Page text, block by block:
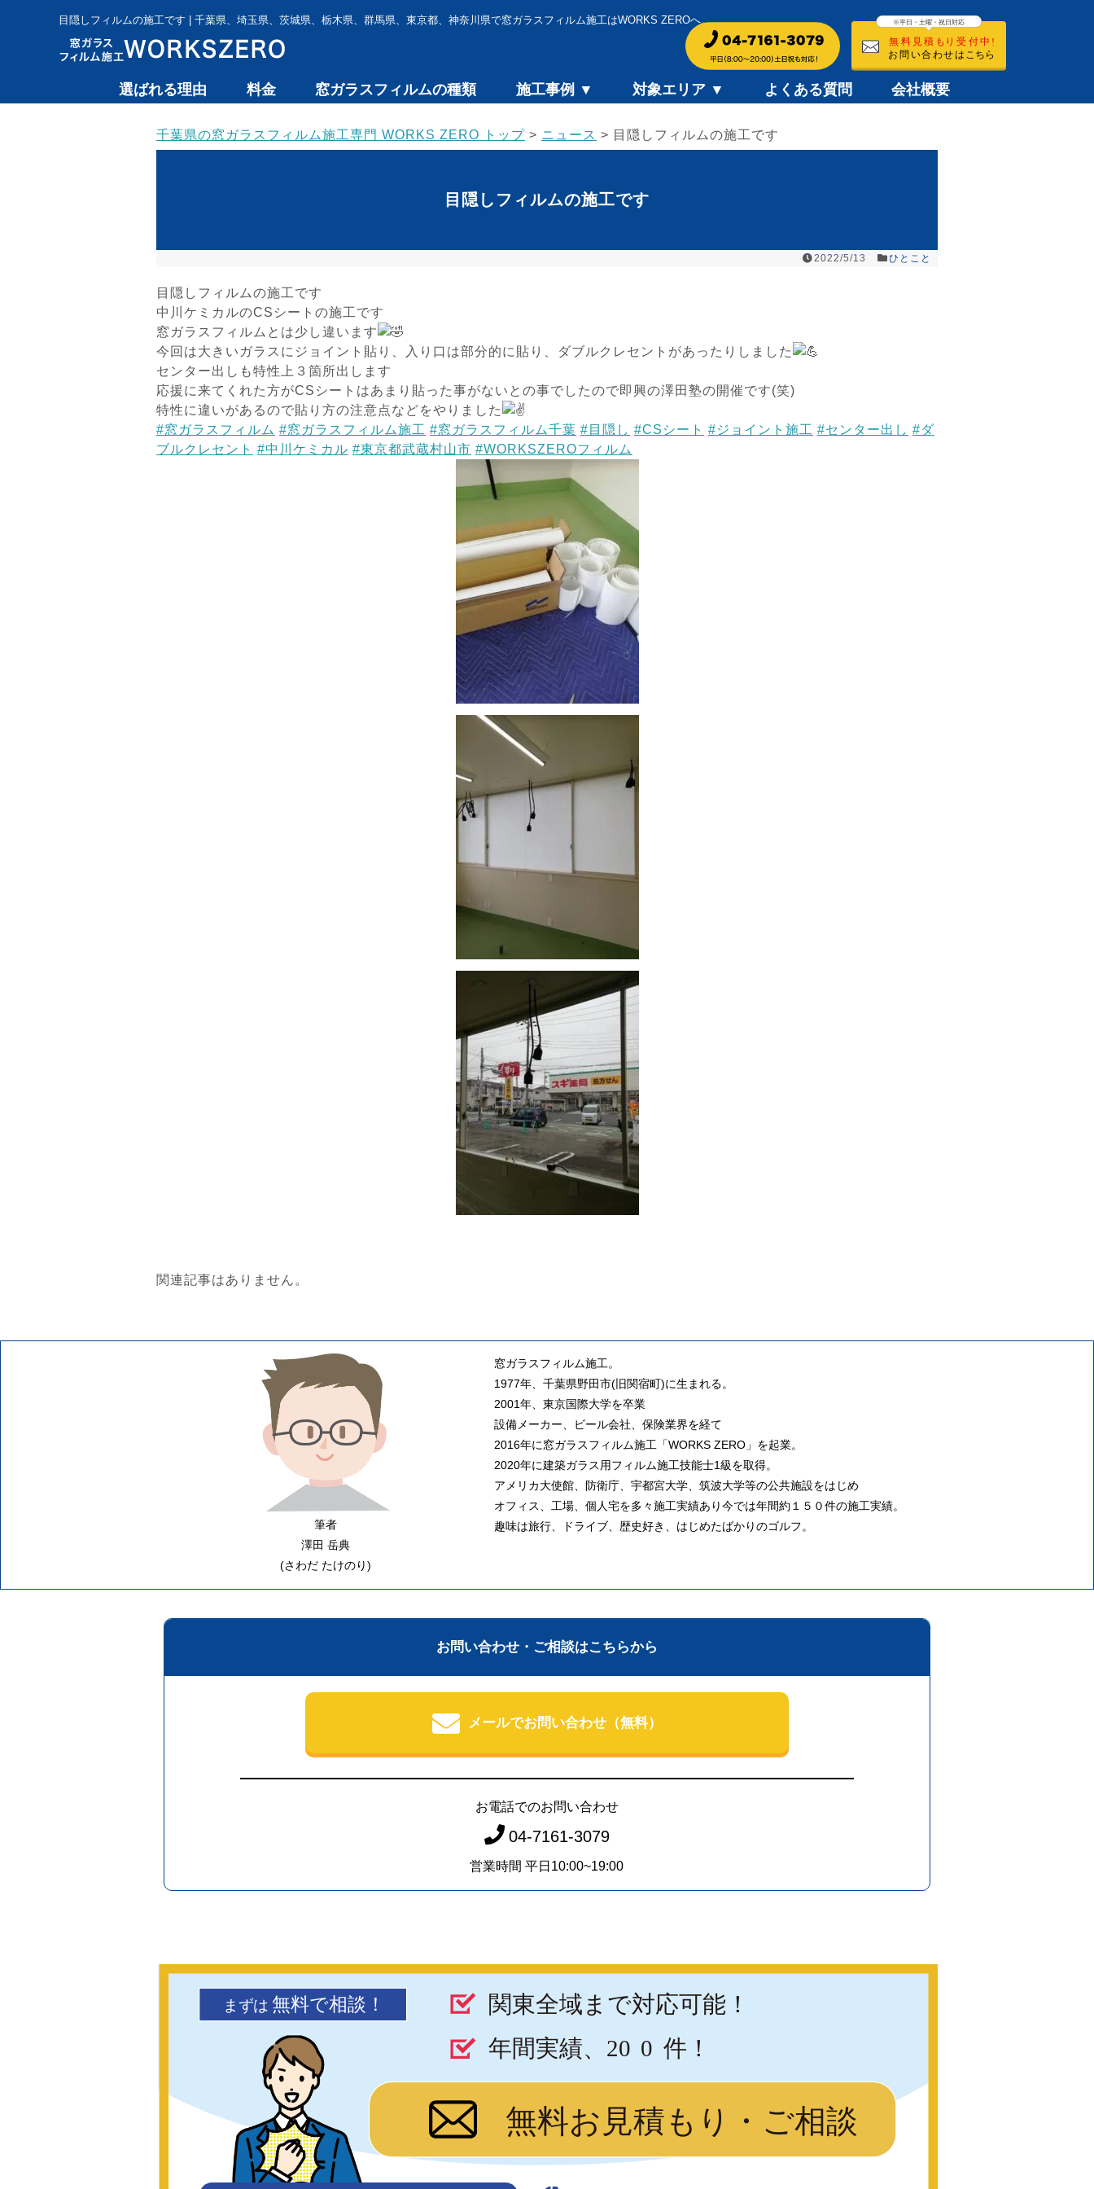
目隠しフィルムの施工です | 千葉県、埼玉県、茨城県、栃木県、群馬県、東京都、神奈川県で窓ガラスフィルム施工はWORKS ZEROへ。
選ばれる理由 料金 窓ガラスフィルムの種類 施工事例 ▼ 対象エリア ▼ よくある質問 会社概要
千葉県の窓ガラスフィルム施工専門 WORKS ZERO トップ > ニュース > 目隠しフィルムの施工です
目隠しフィルムの施工です
2022/5/13 ひとこと
目隠しフィルムの施工です
中川ケミカルのCSシートの施工です
窓ガラスフィルムとは少し違います
今回は大きいガラスにジョイント貼り、入り口は部分的に貼り、ダブルクレセントがあったりしました
センター出しも特性上３箇所出します
応援に来てくれた方がCSシートはあまり貼った事がないとの事でしたので即興の澤田塾の開催です(笑)
特性に違いがあるので貼り方の注意点などをやりました
#窓ガラスフィルム #窓ガラスフィルム施工 #窓ガラスフィルム千葉 #目隠し #CSシート #ジョイント施工 #センター出し #ダ
ブルクレセント #中川ケミカル #東京都武蔵村山市 #WORKSZEROフィルム
関連記事はありません。
筆者
澤田 岳典
(さわだ たけのり)
窓ガラスフィルム施工。
1977年、千葉県野田市(旧関宿町)に生まれる。
2001年、東京国際大学を卒業
設備メーカー、ビール会社、保険業界を経て
2016年に窓ガラスフィルム施工「WORKS ZERO」を起業。
2020年に建築ガラス用フィルム施工技能士1級を取得。
アメリカ大使館、防衛庁、宇都宮大学、筑波大学等の公共施設をはじめ
オフィス、工場、個人宅を多々施工実績あり今では年間約１５０件の施工実績。
趣味は旅行、ドライブ、歴史好き、はじめたばかりのゴルフ。
お問い合わせ・ご相談はこちらから
メールでお問い合わせ（無料）
お電話でのお問い合わせ
04-7161-3079
営業時間 平日10:00~19:00
無料お見積もり・ご相談
まずは 無料で相談！
関東全域まで対応可能！
年間実績、20 0 件！